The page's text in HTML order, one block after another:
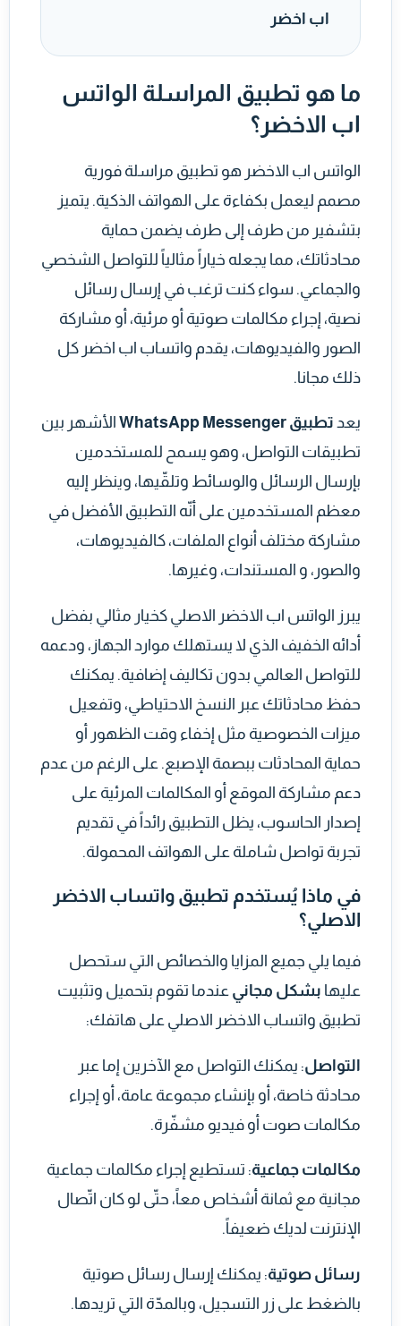
اب اخضر
ما هو تطبيق المراسلة الواتس
اب الاخضر؟
الواتس اب الاخضر هو تطبيق مراسلة فورية
مصمم ليعمل بكفاءة على الهواتف الذكية. يتميز
بتشفير من طرف إلى طرف يضمن حماية
محادثاتك، مما يجعله خياراً مثالياً للتواصل الشخصي
والجماعي. سواء كنت ترغب في إرسال رسائل
نصية، إجراء مكالمات صوتية أو مرئية، أو مشاركة
الصور والفيديوهات، يقدم واتساب اب اخضر كل
ذلك مجانا.
يعد تطبيق WhatsApp Messenger
الأشهر بين
تطبيقات التواصل، وهو يسمح للمستخدمين
بإرسال الرسائل والوسائط وتلقّيها، وينظر إليه
معظم المستخدمين على أنّه التطبيق الأفضل في
مشاركة مختلف أنواع الملفات، كالفيديوهات،
والصور، و المستندات، وغيرها.
يبرز الواتس اب الاخضر الاصلي كخيار مثالي بفضل
أدائه الخفيف الذي لا يستهلك موارد الجهاز، ودعمه
للتواصل العالمي بدون تكاليف إضافية. يمكنك
حفظ محادثاتك عبر النسخ الاحتياطي، وتفعيل
ميزات الخصوصية مثل إخفاء وقت الظهور أو
حماية المحادثات ببصمة الإصبع. على الرغم من عدم
دعم مشاركة الموقع أو المكالمات المرئية على
إصدار الحاسوب، يظل التطبيق رائداً في تقديم
تجربة تواصل شاملة على الهواتف المحمولة.
في ماذا يُستخدم تطبيق واتساب الاخضر
الاصلي؟
فيما يلي جميع المزايا والخصائص التي ستحصل
عليها بشكل مجاني عندما تقوم بتحميل وتثبيت
تطبيق واتساب الاخضر الاصلي على هاتفك:
التواصل: يمكنك التواصل مع الآخرين إما عبر
محادثة خاصة، أو بإنشاء مجموعة عامة، أو إجراء
مكالمات صوت أو فيديو مشفّرة.
مكالمات جماعية: تستطيع إجراء مكالمات جماعية
مجانية مع ثمانة أشخاص معاً، حتّى لو كان اتّصال
الإنترنت لديك ضعيفاً.
رسائل صوتية: يمكنك إرسال رسائل صوتية
بالضغط على زر التسجيل، وبالمدّة التي تريدها.